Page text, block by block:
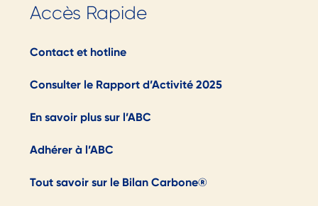
Accès Rapide
Contact et hotline
Consulter le Rapport d’Activité 2025
En savoir plus sur l’ABC
Adhérer à l’ABC
Tout savoir sur le Bilan Carbone®